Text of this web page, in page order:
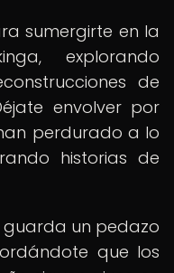
sumergirte en la
explorando
de
envolver por
perdurado a lo
historias de
guarda un pedazo
que los